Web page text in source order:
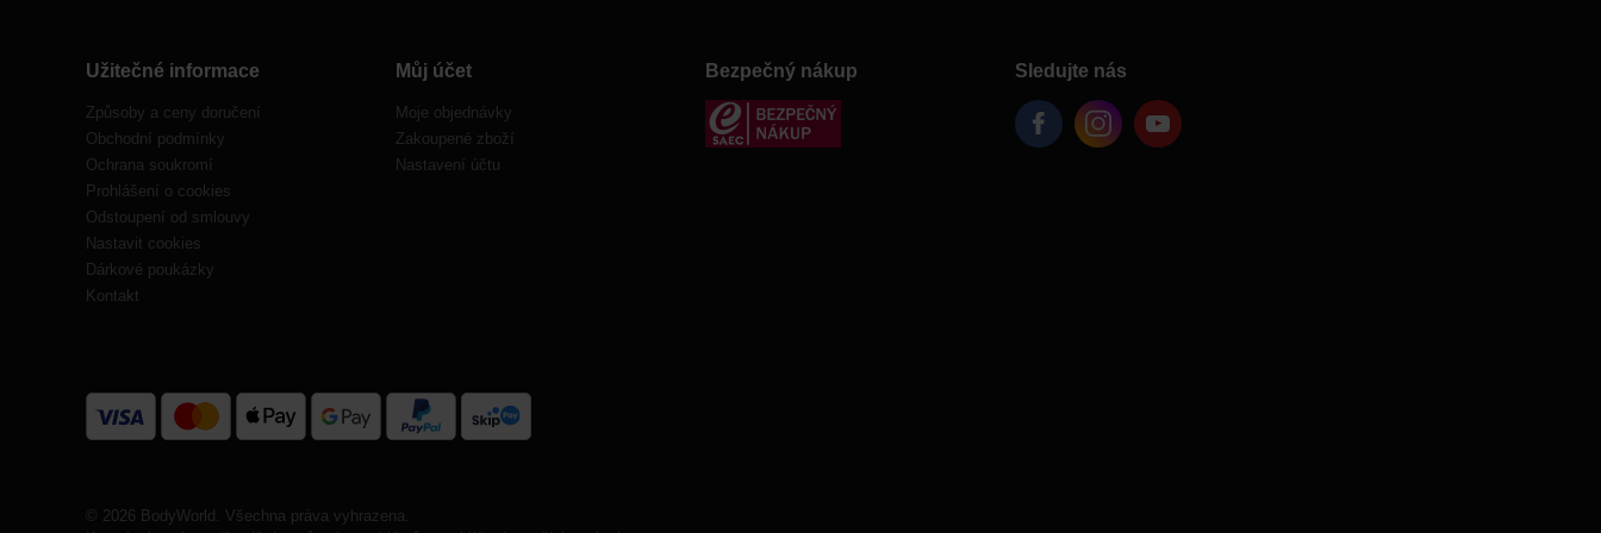
Užitečné informace
Způsoby a ceny doručení
Obchodní podmínky
Ochrana soukromí
Prohlášení o cookies
Odstoupení od smlouvy
Nastavit cookies
Dárkové poukázky
Kontakt
Můj účet
Moje objednávky
Zakoupené zboží
Nastavení účtu
Bezpečný nákup Sledujte nás
© 2026 BodyWorld. Všechna práva vyhrazena.